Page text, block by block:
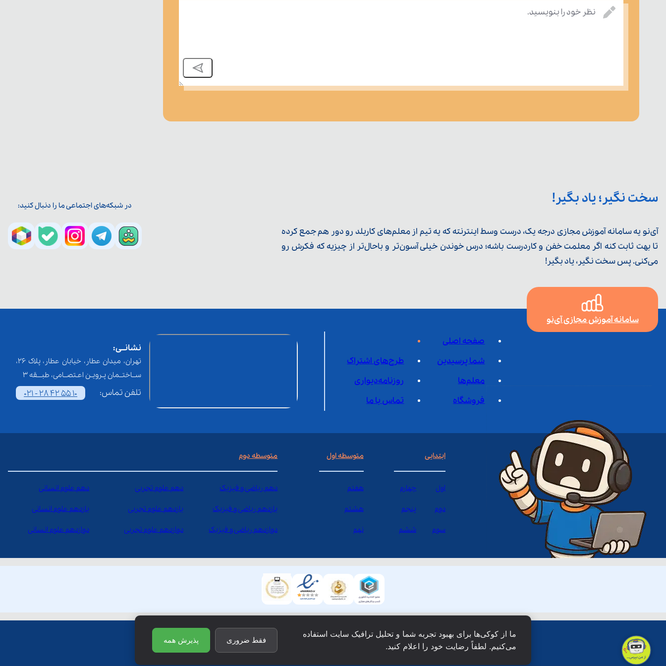
نظر خود را بنویسید.
سخت نگیر؛ یاد بگیر!
آی‌نو یه سامانه آموزش مجازی درجه یک، درست وسط اینترنته که یه تیم از معلم‌‌های کاربلد رو دور هم جمع کرده
تا بهت ثابت کنه اگر معلمت خفن و کاردرست باشه؛ درس خوندن خیلی آسون‌تر و باحال‌تر از چیزیه که فکرش رو
می‌کنی. پس سخت نگیر، یاد بگیر!
در شبکه‌های اجتماعی ما را دنبال کنید:
سامانه آموزش مجازی آی‌نو
صفحه اصلی
شما پرسیدین
طرح‌های اشتراک
معلم‌ها
روزنامه‌دیواری
فروشگاه
تماس با ما
نشانــی:
تهران، میدان عطار، خیابان عطار، پلاک 26،
ســاختــمان پـرویـن اعـتصــامی، طبـــقه 3
تلفن تماس: 021 - 28 42 55 10
ابتدایی
اول چهارم
دوم پنجم
سوم ششم
متوسطه اول
هفتم
هشتم
نهم
متوسطه دوم
دهم ریاضی و فیزیک دهم علوم تجربی دهم علوم انسانی
یازدهم ریاضی و فیزیک یازدهم علوم تجربی یازدهم علوم انسانی
دوازدهم ریاضی و فیزیک دوازدهم علوم تجربی دوازدهم علوم انسانی
همۀ حقوق این وبسایت نزد شرکت فن آوری شبکه آموزش دانش نویان محفوظ است.
ما از کوکی‌ها برای بهبود تجربه شما و تحلیل ترافیک سایت استفاده
می‌کنیم. لطفاً رضایت خود را اعلام کنید.
فقط ضروری پذیرش همه